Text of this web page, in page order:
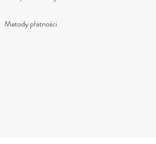
Metody płatności